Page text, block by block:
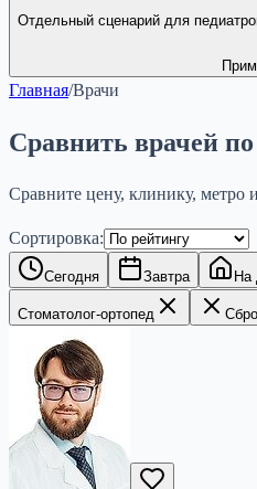
Отдельный сценарий для
Главная/Врачи
Сравнить врачей
Сравните цену, клинику, метро
Сортировка:
Сегодня Завтра На
Стоматолог-ортопед